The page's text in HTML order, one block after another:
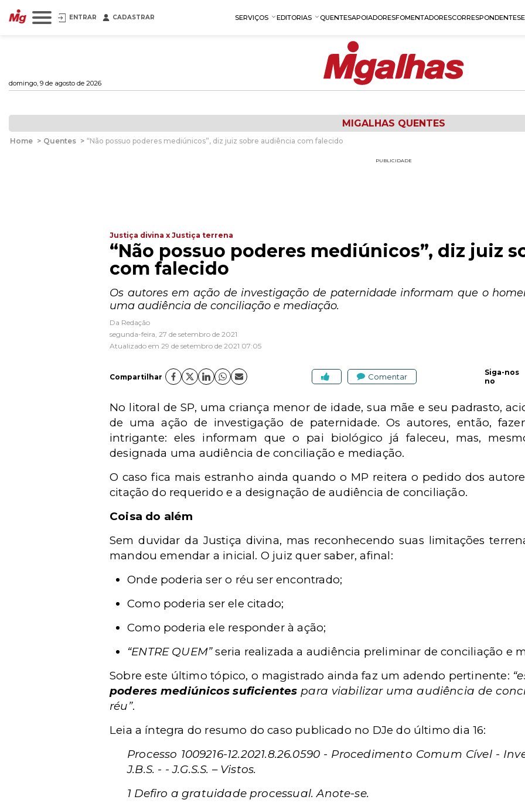
ENTRAR CADASTRAR SERVIÇOS EDITORIAS QUENTESAPOIADORESFOMENTADORESCORRESPONDENTES
domingo, 9 de agosto de 2026
MIGALHAS QUENTES
Home > Quentes > “Não possuo poderes mediúnicos”, diz juiz sobre audiência com falecido
PUBLICIDADE
Justiça divina x Justiça terrena
“Não possuo poderes mediúnicos”, diz juiz
com falecido
Os autores em ação de investigação de paternidade informam que o
uma audiência de conciliação e mediação.
Da Redação
segunda-feira, 27 de setembro de 2021
Atualizado em 29 de setembro de 2021 07:05
Compartilhar Comentar
Siga-nos
no
No litoral de SP, uma criança menor de idade, sua mãe e seu padrasto,
de uma ação de investigação de paternidade. Os autores, então,
intrigante: eles informam que o pai biológico já faleceu, mas,
designada uma audiência de conciliação e mediação.
O caso fica mais estranho ainda quando o MP reitera o pedido dos
citação do requerido e a designação de audiência de conciliação.
Coisa do além
Sem duvidar da Justiça divina, mas reconhecendo suas limitações
mandou emendar a inicial. O juiz quer saber, afinal:
Onde poderia ser o réu ser encontrado;
Como poderia ser ele citado;
Como poderia ele responder à ação;
“ENTRE QUEM”seria realizada a audiência preliminar de conciliação e
Sobre este último tópico, o magistrado ainda faz um adendo pertinente:
poderes mediúnicos suficientes para viabilizar uma audiência de
réu”.
Leia a íntegra do resumo do caso publicado no DJe do último dia 16:
Processo 1009216-12.2021.8.26.0590 - Procedimento Comum Cível -
J.B.S. - - J.G.S.S. – Vistos.
1 Defiro a gratuidade processual. Anote-se.